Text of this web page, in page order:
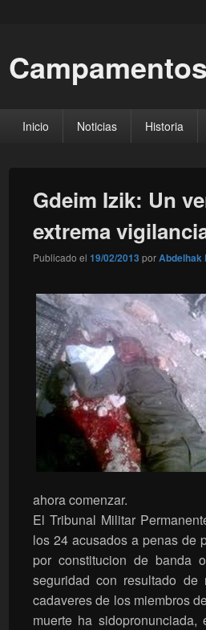
Inicio Noticias Historia
Gdeim Izik: Un
extrema
Publicado el 19/02/2013 porAbdelhak
ahora comenzar.
El Tribunal Militar
los 24 acusados a penas de
por constitucion de banda
seguridad con resultado
cadaveres de los miembros
muerte ha